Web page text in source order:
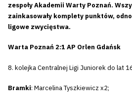
zespoły Akademii Warty Poznań.
zainkasowały komplety punktów,
ligowe zwycięstwa.
Warta Poznań 2:1 AP Orlen Gdańsk
8. kolejka Centralnej Ligi Juniorek do lat
Bramki: Marcelina Tyszkiewicz x2;